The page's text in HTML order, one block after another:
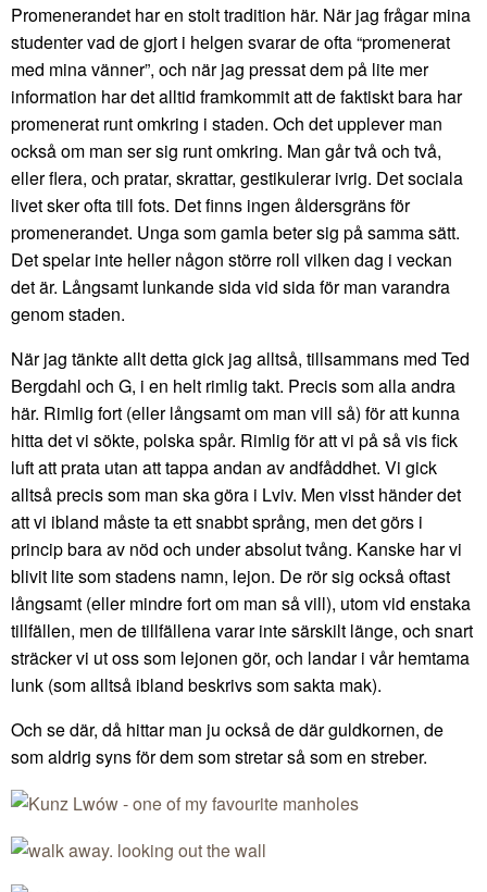
Promenerandet har en stolt tradition här. När jag frågar mina
studenter vad de gjort i helgen svarar de ofta “promenerat
med mina vänner”, och när jag pressat dem på lite mer
information har det alltid framkommit att de faktiskt bara har
promenerat runt omkring i staden. Och det upplever man
också om man ser sig runt omkring. Man går två och två,
eller flera, och pratar, skrattar, gestikulerar ivrig. Det sociala
livet sker ofta till fots. Det finns ingen åldersgräns för
promenerandet. Unga som gamla beter sig på samma sätt.
Det spelar inte heller någon större roll vilken dag i veckan
det är. Långsamt lunkande sida vid sida för man varandra
genom staden.
När jag tänkte allt detta gick jag alltså, tillsammans med Ted
Bergdahl och G, i en helt rimlig takt. Precis som alla andra
här. Rimlig fort (eller långsamt om man vill så) för att kunna
hitta det vi sökte, polska spår. Rimlig för att vi på så vis fick
luft att prata utan att tappa andan av andfåddhet. Vi gick
alltså precis som man ska göra i Lviv. Men visst händer det
att vi ibland måste ta ett snabbt språng, men det görs i
princip bara av nöd och under absolut tvång. Kanske har vi
blivit lite som stadens namn, lejon. De rör sig också oftast
långsamt (eller mindre fort om man så vill), utom vid enstaka
tillfällen, men de tillfällena varar inte särskilt länge, och snart
sträcker vi ut oss som lejonen gör, och landar i vår hemtama
lunk (som alltså ibland beskrivs som sakta mak).
Och se där, då hittar man ju också de där guldkornen, de
som aldrig syns för dem som stretar så som en streber.